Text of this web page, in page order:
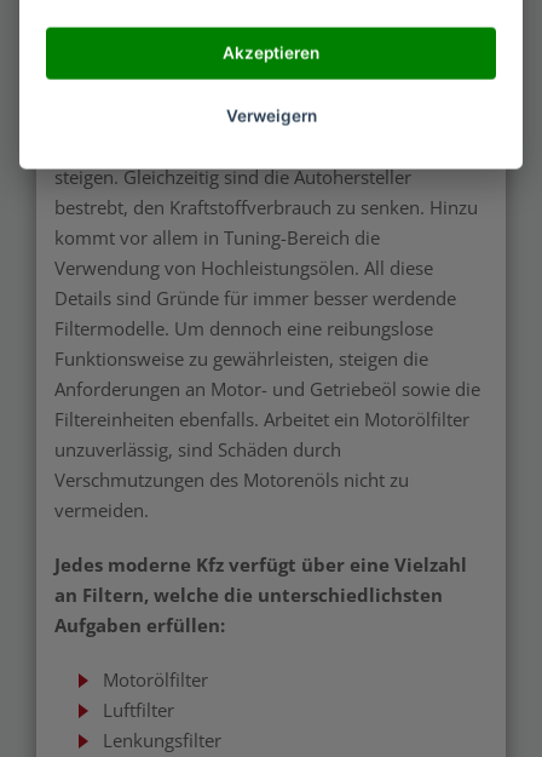
Moderne Fahrzeugtechnologien erlauben eine
Verlagerung der Wartungsintervalle nach hinten.
Diese liegen heutzutage nicht selten bei
30.000 Kilometern und mehr. Auch die
steigen. Gleichzeitig sind die Autohersteller
bestrebt, den Kraftstoffverbrauch zu senken. Hinzu
kommt vor allem in Tuning-Bereich die
Verwendung von Hochleistungsölen. All diese
Details sind Gründe für immer besser werdende
Filtermodelle. Um dennoch eine reibungslose
Funktionsweise zu gewährleisten, steigen die
Anforderungen an Motor- und Getriebeöl sowie die
Filtereinheiten ebenfalls. Arbeitet ein Motorölfilter
unzuverlässig, sind Schäden durch
Verschmutzungen des Motorenöls nicht zu
vermeiden.
Jedes moderne Kfz verfügt über eine Vielzahl
an Filtern, welche die unterschiedlichsten
Aufgaben erfüllen:
Motorölfilter
Luftfilter
Lenkungsfilter
Akzeptieren
Verweigern